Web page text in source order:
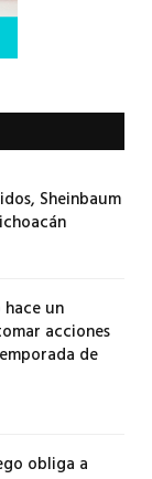
Sheinbaum
un
acciones
de
obliga a